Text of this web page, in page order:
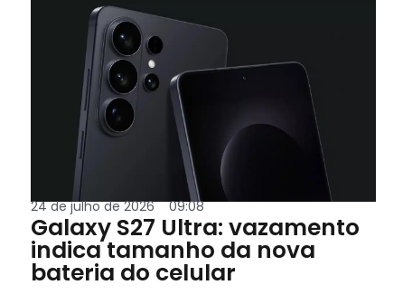
24 de julho de 2026 09:08
Galaxy S27 Ultra: vazamento
indica tamanho da nova
bateria do celular